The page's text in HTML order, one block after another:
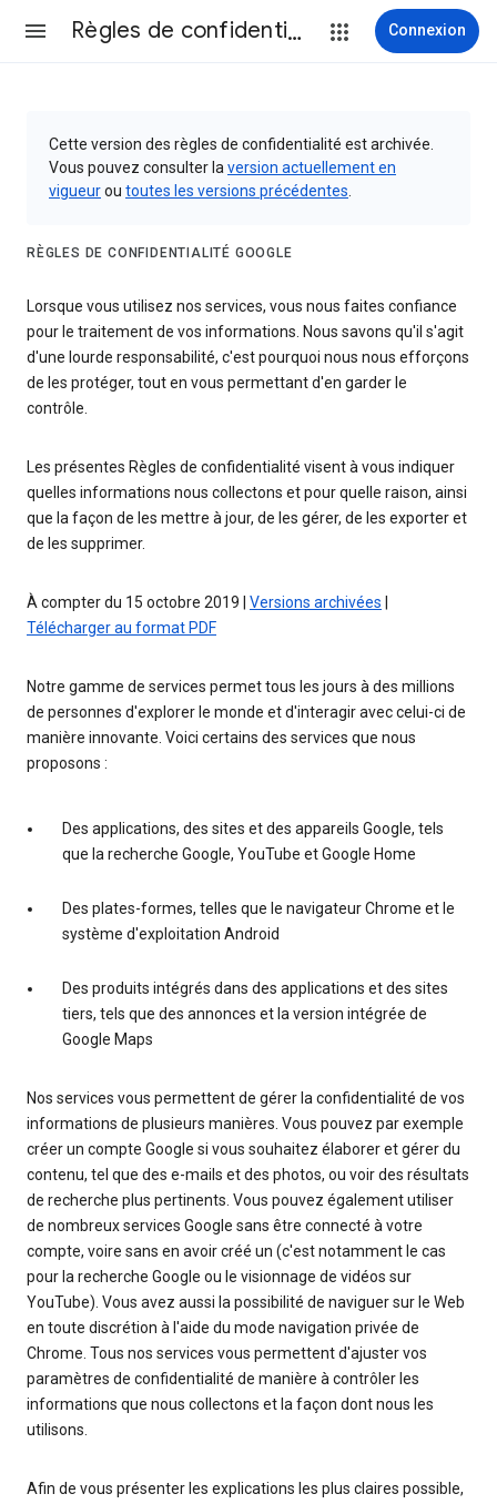
Règles de confidentialité et conditions d’utilisation Connexion
Cette version des règles de confidentialité est archivée.
Vous pouvez consulter la version actuellement en
vigueurou toutes les versions précédentes
RÈGLES DE CONFIDENTIALITÉ GOOGLE
Lorsque vous utilisez nos services, vous nous faites confiance
pour le traitement de vos informations. Nous savons qu'il s'agit
d'une lourde responsabilité, c'est pourquoi nous nous efforçons
de les protéger, tout en vous permettant d'en garder le
contrôle.
Les présentes Règles de confidentialité visent à vous indiquer
quelles informations nous collectons et pour quelle raison, ainsi
que la façon de les mettre à jour, de les gérer, de les exporter et
de les supprimer.
À compter du 15 octobre 2019 | Versions archivées
Télécharger au format PDF
Notre gamme de services permet tous les jours à des millions
de personnes d'explorer le monde et d'interagir avec celui-ci de
manière innovante. Voici certains des services que nous
proposons :
Des applications, des sites et des appareils Google, tels
que la recherche Google, YouTube et Google Home
Des plates-formes, telles que le navigateur Chrome et le
système d'exploitation Android
Des produits intégrés dans des applications et des sites
tiers, tels que des annonces et la version intégrée de
Google Maps
Nos services vous permettent de gérer la confidentialité de vos
informations de plusieurs manières. Vous pouvez par exemple
créer un compte Google si vous souhaitez élaborer et gérer du
contenu, tel que des e-mails et des photos, ou voir des résultats
de recherche plus pertinents. Vous pouvez également utiliser
de nombreux services Google sans être connecté à votre
compte, voire sans en avoir créé un (c'est notamment le cas
pour la recherche Google ou le visionnage de vidéos sur
YouTube). Vous avez aussi la possibilité de naviguer sur le Web
en toute discrétion à l'aide du mode navigation privée de
Chrome. Tous nos services vous permettent d'ajuster vos
paramètres de confidentialité de manière à contrôler les
informations que nous collectons et la façon dont nous les
utilisons.
Afin de vous présenter les explications les plus claires possible,